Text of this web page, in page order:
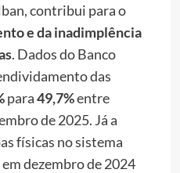
contribui para o
e da inadimplência
. Dados do Banco
das
para49,7%entre
de 2025. Já a
físicas no sistema
em dezembro de 2024